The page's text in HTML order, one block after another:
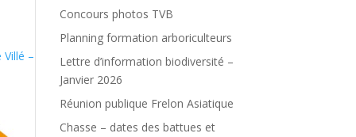
Villé –
Concours photos TVB
Planning formation arboriculteurs
Lettre d’information biodiversité –
Janvier 2026
Réunion publique Frelon Asiatique
Chasse – dates des battues et